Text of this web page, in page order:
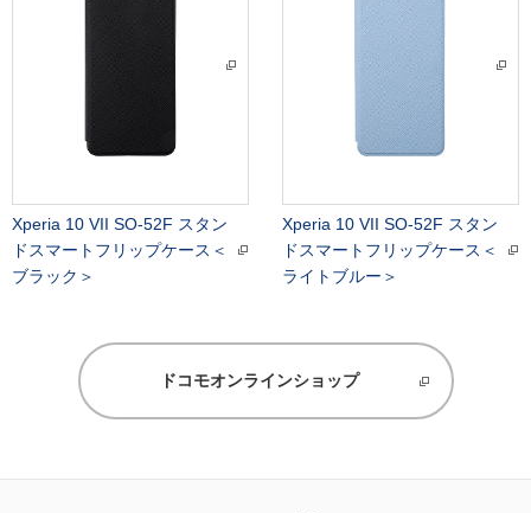
Xperia 10 VII SO-52F スタン
ドスマートフリップケース＜
ブラック＞
Xperia 10 VII SO-52F スタン
ドスマートフリップケース＜
ライトブルー＞
ドコモオンラインショップ